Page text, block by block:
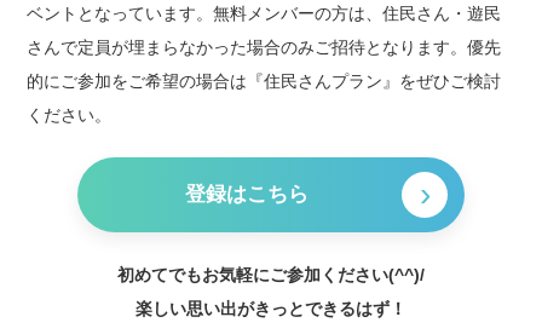
ベントとなっています。無料メンバーの方は、住民さん・遊民
さんで定員が埋まらなかった場合のみご招待となります。優先
的にご参加をご希望の場合は『住民さんプラン』をぜひご検討
ください。
登録はこちら
初めてでもお気軽にご参加ください(^^)/
楽しい思い出がきっとできるはず！